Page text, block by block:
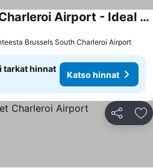
Maison Roosevelt - Charleroi Airport - Ideal Families
Brussels South Charleroi Airport
tarkat hinnat
Katso hinnat
Jaa